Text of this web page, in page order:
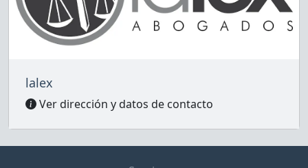
lalex
Ver dirección y datos de contacto